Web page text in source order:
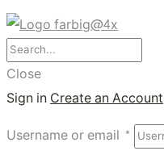
Close
Sign inCreate an Account
Username or email *